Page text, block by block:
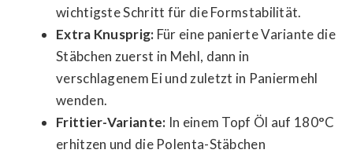
wichtigste Schritt für die Formstabilität.
Extra Knusprig: Für eine panierte Variante die
Stäbchen zuerst in Mehl, dann in
verschlagenem Ei und zuletzt in Paniermehl
wenden.
Frittier-Variante: In einem Topf Öl auf 180°C
erhitzen und die Polenta-Stäbchen